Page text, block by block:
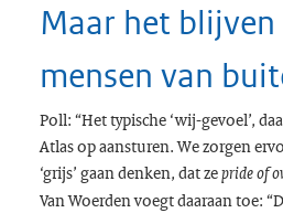
Maar het blijven
mensen van
Poll: “Het typische ‘wij-gevoel’,
Atlas op aansturen. We zorgen
‘grijs’ gaan denken, dat zepride of
Van Woerden voegt daaraan toe: